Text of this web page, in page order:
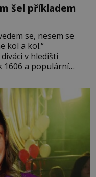
šel příkladem
se, nesem se
kol a kol.“
v hledišti
1606 a populární
krále Jakuba I., jenž